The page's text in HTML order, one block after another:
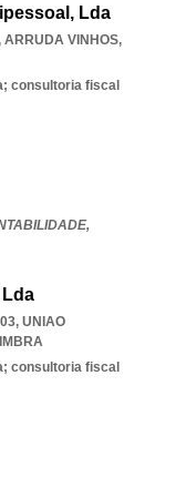
Lda
ARRUDA VINHOS,
consultoria fiscal
, UNIAO
consultoria fiscal